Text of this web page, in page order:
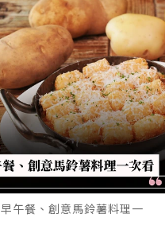
午餐、創意馬鈴薯料理一